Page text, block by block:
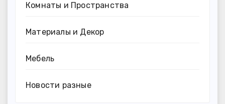
Комнаты и Пространства
Материалы и Декор
Мебель
Новости разные